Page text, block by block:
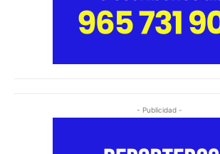
- Publicidad -